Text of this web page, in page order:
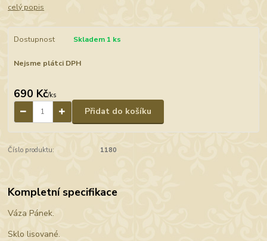
celý popis
Dostupnost Skladem 1 ks
Nejsme plátci DPH
690 Kč/ks
Přidat do košíku
Číslo produktu: 1180
Kompletní specifikace
Váza Pánek.
Sklo lisované.